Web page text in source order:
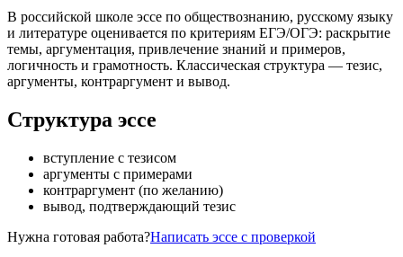
В российской школе эссе по обществознанию, русскому языку
и литературе оценивается по критериям ЕГЭ/ОГЭ: раскрытие
темы, аргументация, привлечение знаний и примеров,
логичность и грамотность. Классическая структура — тезис,
аргументы, контраргумент и вывод.
Структура эссе
вступление с тезисом
аргументы с примерами
контраргумент (по желанию)
вывод, подтверждающий тезис
Нужна готовая работа?Написать эссе с проверкой